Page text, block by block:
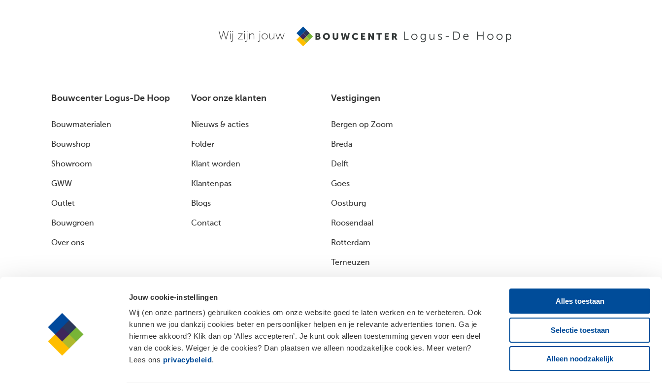
Jouw cookie-instellingen
Wij (en onze partners) gebruiken cookies om onze website goed te laten werken en te verbeteren. Ook
kunnen we jou dankzij cookies beter en persoonlijker helpen en je relevante advertenties tonen. Ga je
hiermee akkoord? Klik dan op ‘Alles accepteren’. Je kunt ook alleen toestemming geven voor een deel
van de cookies. Weiger je de cookies? Dan plaatsen we alleen noodzakelijke cookies. Meer weten?
Lees ons privacybeleid.
Alles toestaan
Selectie toestaan
Alleen noodzakelijk
Wij zijn jouw
Bouwcenter Logus-De Hoop
Bouwmaterialen
Bouwshop
Showroom
GWW
Outlet
Bouwgroen
Over ons
Voor onze klanten
Nieuws & acties
Folder
Klant worden
Klantenpas
Blogs
Contact
Vestigingen
Bergen op Zoom
Breda
Delft
Goes
Oostburg
Roosendaal
Rotterdam
Terneuzen
Volg ons op